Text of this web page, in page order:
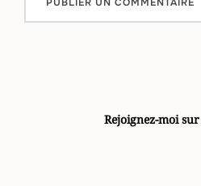
Rejoignez-moi